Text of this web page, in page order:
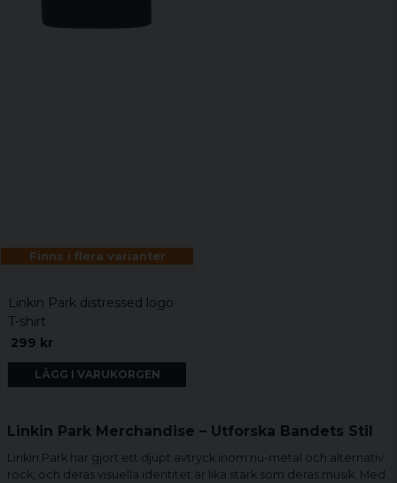
Finns i flera varianter
Linkin Park distressed logo
T-shirt
299 kr
LÄGG I VARUKORGEN
Linkin Park Merchandise – Utforska Bandets Stil
Linkin Park har gjort ett djupt avtryck inom nu-metal och alternativ
rock, och deras visuella identitet är lika stark som deras musik. Med